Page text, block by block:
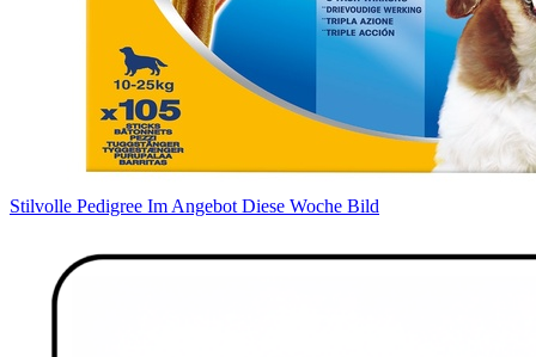
Stilvolle Pedigree Im Angebot Diese Woche Bild